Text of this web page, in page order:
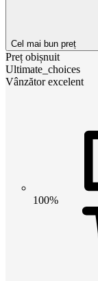
Cel mai bun preț
Preț obișnuit
Ultimate_choices
Vânzător excelent
100%